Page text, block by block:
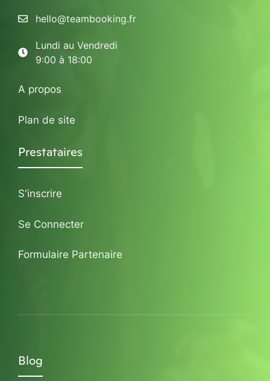
hello@teambooking.fr
Lundi au Vendredi
9:00 à 18:00
A propos
Plan de site
Prestataires
S'inscrire
Se Connecter
Formulaire Partenaire
Blog